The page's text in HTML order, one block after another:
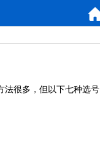
法很多，但以下七种选号